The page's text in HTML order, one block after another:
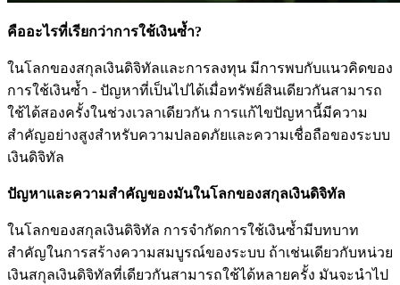
คืออะไรที่เรียกว่าการใช้เงินซ้ำ?
ในโลกของสกุลเงินดิจิทัลและการลงทุน มีการพบกับแนวคิดของ
การใช้เงินซ้ำ - ปัญหาที่เป็นไปได้เมื่อทรัพย์สินเดียวกันสามารถ
ใช้ได้สองครั้งในช่วงเวลาเดียวกัน การแก้ไขปัญหานี้มีความ
สำคัญอย่างสูงสำหรับความปลอดภัยและความเชื่อถือของระบบ
เงินดิจิทัล
ปัญหาและความสำคัญของมันในโลกของสกุลเงินดิจิทัล
ในโลกของสกุลเงินดิจิทัล การจำกัดการใช้เงินซ้ำมีบทบาท
สำคัญในการสร้างความสมบูรณ์ของระบบ ถ้าเช่นเดียวกับหน่วย
เงินสกุลเงินดิจิทัลที่เดียวกันสามารถใช้ได้หลายครั้ง มันจะนำไป